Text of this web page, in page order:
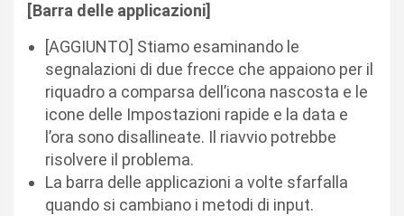
[Barra delle applicazioni]
[AGGIUNTO] Stiamo esaminando le
segnalazioni di due frecce che appaiono per il
riquadro a comparsa dell’icona nascosta e le
icone delle Impostazioni rapide e la data e
l’ora sono disallineate. Il riavvio potrebbe
risolvere il problema.
La barra delle applicazioni a volte sfarfalla
quando si cambiano i metodi di input.